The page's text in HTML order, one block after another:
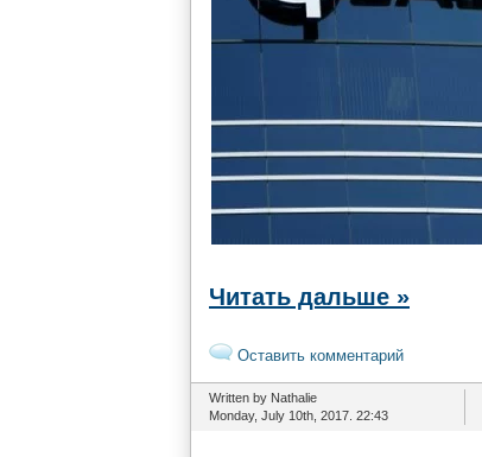
Читать дальше »
Оставить комментарий
Written by Nathalie
Monday, July 10th, 2017. 22:43